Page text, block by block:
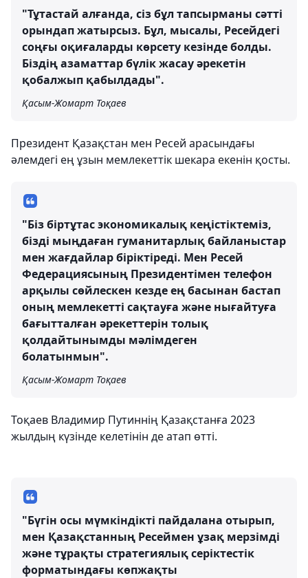
"Тұтастай алғанда, сіз бұл тапсырманы сәтті
орындап жатырсыз. Бұл, мысалы, Ресейдегі
соңғы оқиғаларды көрсету кезінде болды.
Біздің азаматтар бүлік жасау әрекетін
қобалжып қабылдады".
Қасым-Жомарт Тоқаев
Президент Қазақстан мен Ресей арасындағы
әлемдегі ең ұзын мемлекеттік шекара екенін қосты.
"Біз біртұтас экономикалық кеңістіктеміз,
бізді мыңдаған гуманитарлық байланыстар
мен жағдайлар біріктіреді. Мен Ресей
Федерациясының Президентімен телефон
арқылы сөйлескен кезде ең басынан бастап
оның мемлекетті сақтауға және нығайтуға
бағытталған әрекеттерін толық
қолдайтынымды мәлімдеген
болатынмын".
Қасым-Жомарт Тоқаев
Тоқаев Владимир Путиннің Қазақстанға 2023
жылдың күзінде келетінін де атап өтті.
"Бүгін осы мүмкіндікті пайдалана отырып,
мен Қазақстанның Ресеймен ұзақ мерзімді
және тұрақты стратегиялық серіктестік
форматындағы көпжақты